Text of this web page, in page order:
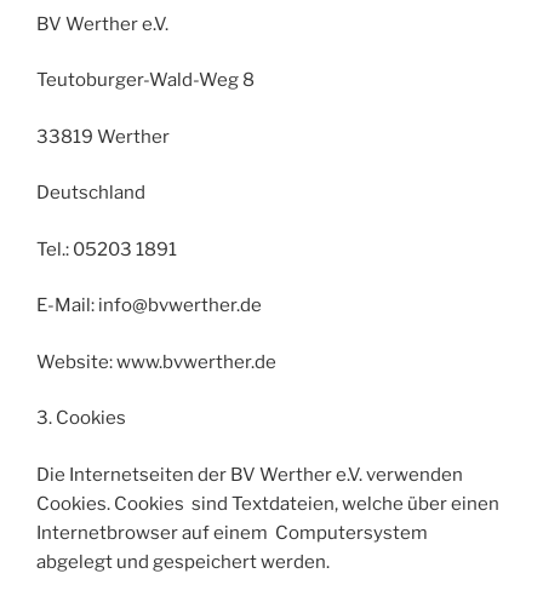
BV Werther e.V.
Teutoburger-Wald-Weg 8
33819 Werther
Deutschland
Tel.: 05203 1891
E-Mail: info@bvwerther.de
Website: www.bvwerther.de
3. Cookies
Die Internetseiten der BV Werther e.V. verwenden
Cookies. Cookies sind Textdateien, welche über einen
Internetbrowser auf einem Computersystem
abgelegt und gespeichert werden.